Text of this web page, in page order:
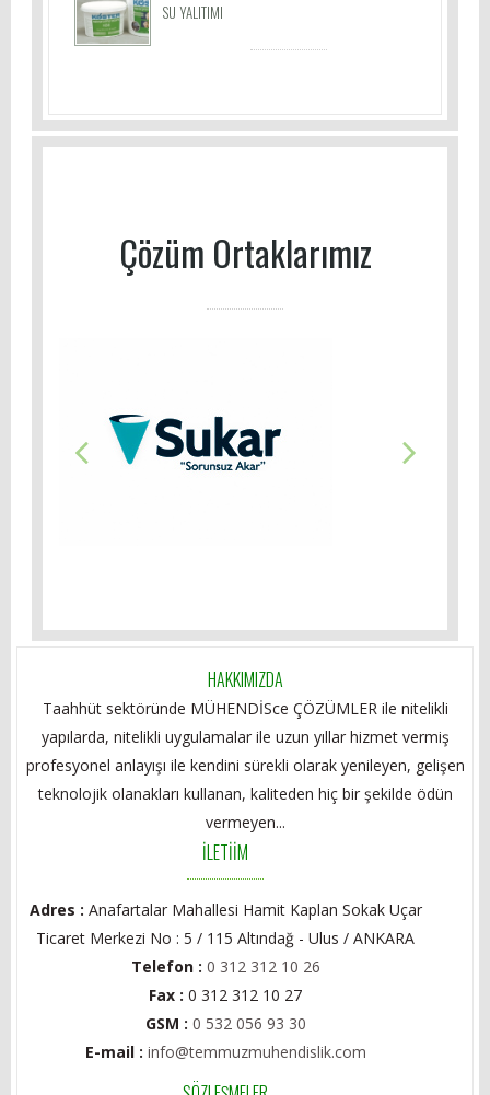
SU YALITIMI
Çözüm Ortaklarımız
HAKKIMIZDA
Taahhüt sektöründe MÜHENDİSce ÇÖZÜMLER ile nitelikli
yapılarda, nitelikli uygulamalar ile uzun yıllar hizmet vermiş
profesyonel anlayışı ile kendini sürekli olarak yenileyen, gelişen
teknolojik olanakları kullanan, kaliteden hiç bir şekilde ödün
vermeyen...
İLETİİM
Adres : Anafartalar Mahallesi Hamit Kaplan Sokak Uçar
Ticaret Merkezi No : 5 / 115 Altındağ - Ulus / ANKARA
Telefon : 0 312 312 10 26
Fax :0 312 312 10 27
GSM : 0 532 056 93 30
E-mail : info@temmuzmuhendislik.com